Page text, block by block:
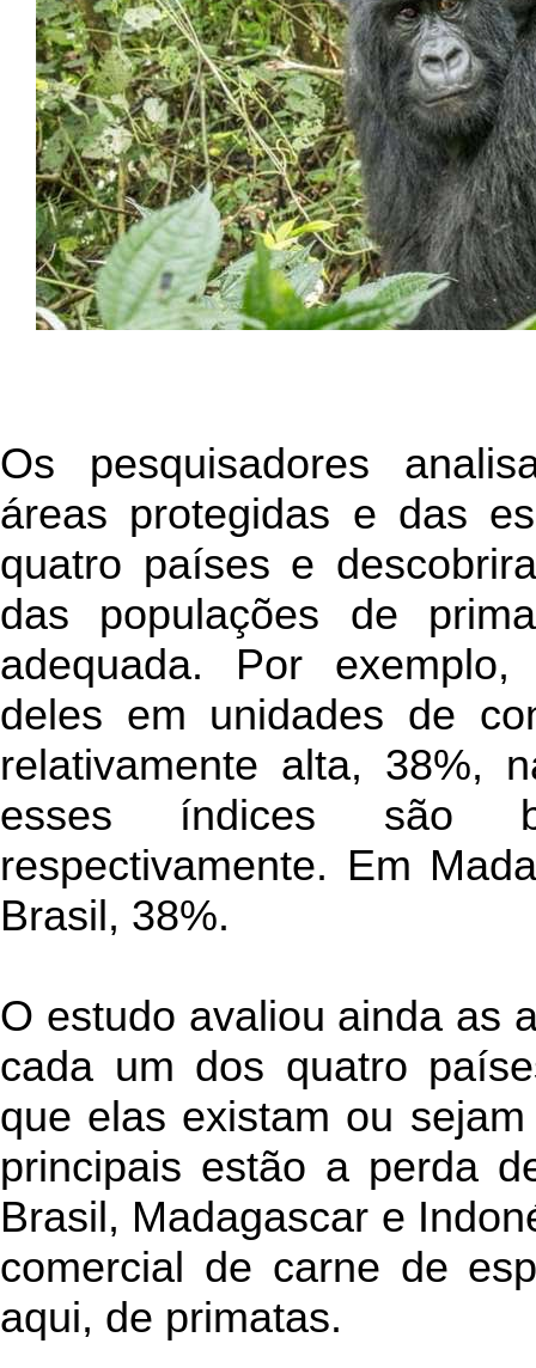
Os pesquisadores
áreas protegidas e das
quatro países e
das populações de
adequada. Por
deles em unidades de
relativamente alta, 38%,
esses índices são
respectivamente. Em
Brasil, 38%.
O estudo avaliou ainda as
cada um dos quatro
que elas existam ou
principais estão a perda
Brasil, Madagascar e
comercial de carne de
aqui, de primatas.